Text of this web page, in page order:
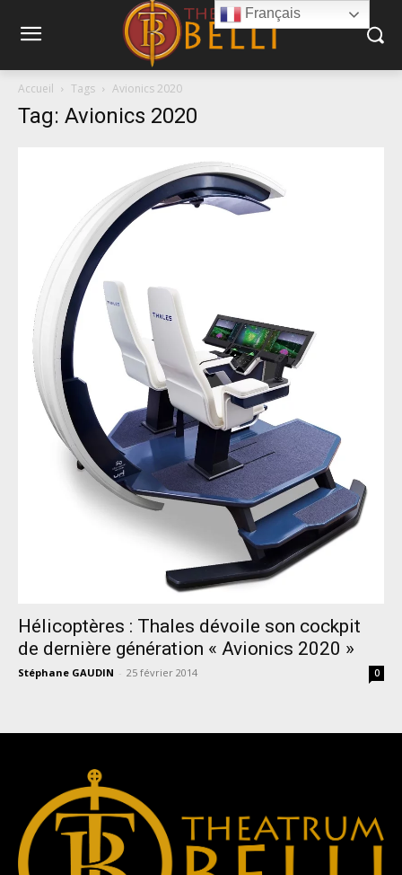
Accueil Tags Avionics 2020
Tag: Avionics 2020
Hélicoptères : Thales dévoile son cockpit
de dernière génération « Avionics 2020 »
Stéphane GAUDIN - 25 février 2014 0
Français